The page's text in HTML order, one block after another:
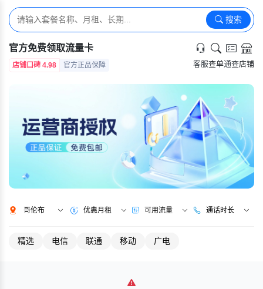
搜索
官方免费领取流量卡
店铺口碑 4.98 官方正品保障 客服查单通查店铺
哥伦布 优惠月租 可用流量 通话时长
精选 电信 联通 移动 广电